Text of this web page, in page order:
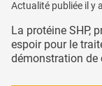
Actualité publiée il y a
La protéine SHP,
espoir pour le
démonstration de